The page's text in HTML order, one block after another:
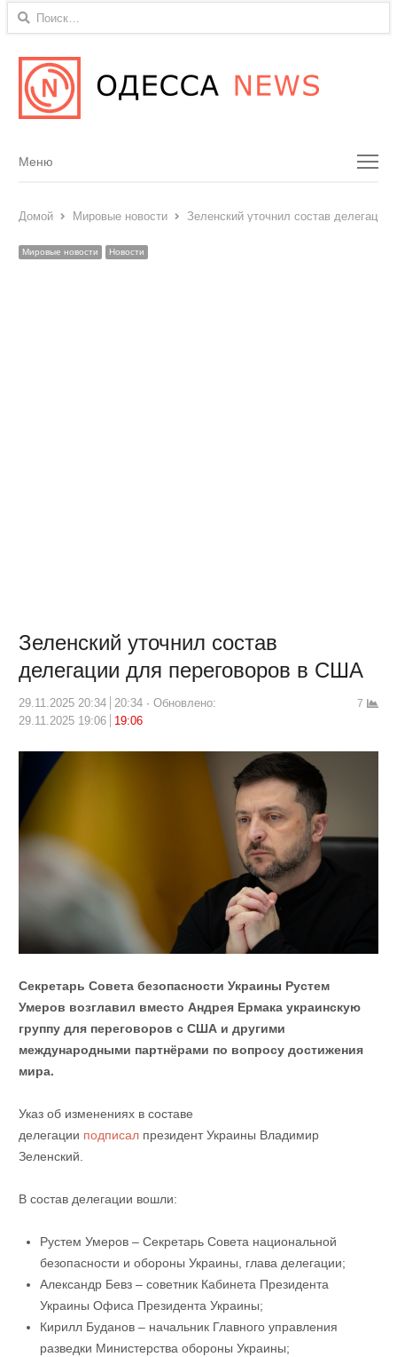
Найти:
Menu
Меню
Домой Мировые новости Зеленский уточнил состав
Мировые новости Новости
Зеленский уточнил состав
делегации для переговоров в США
29.11.2025 20:34 20:34
Обновлено:
29.11.2025 19:06
19:06
7
Секретарь Совета безопасности Украины Рустем
Умеров возглавил вместо Андрея Ермака украинскую
группу для переговоров с США и другими
международными партнёрами по вопросу достижения
мира.
Указ об изменениях в составе
делегации подписалпрезидент Украины Владимир
Зеленский.
В состав делегации вошли:
Рустем Умеров – Секретарь Совета национальной
безопасности и обороны Украины, глава делегации;
Александр Бевз – советник Кабинета Президента
Украины Офиса Президента Украины;
Кирилл Буданов – начальник Главного управления
разведки Министерства обороны Украины;